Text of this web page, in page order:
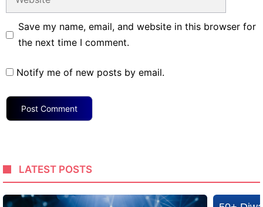
Save my name, email, and website in this browser for
the next time I comment.
Notify me of new posts by email.
LATEST POSTS